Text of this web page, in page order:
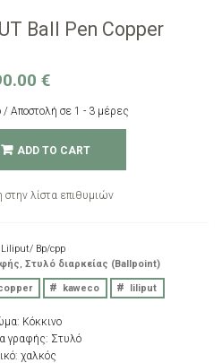
Ball Pen Copper
€
/ Αποστολή σε 1 - 3 μέρες
ADD TO CART
στην λίστα επιθυμιών
Liliput/ Bp/cpp
, Στυλό διαρκείας (Ballpoint)
kaweco liliput
Κόκκινο
γραφής: Στυλό
χαλκός